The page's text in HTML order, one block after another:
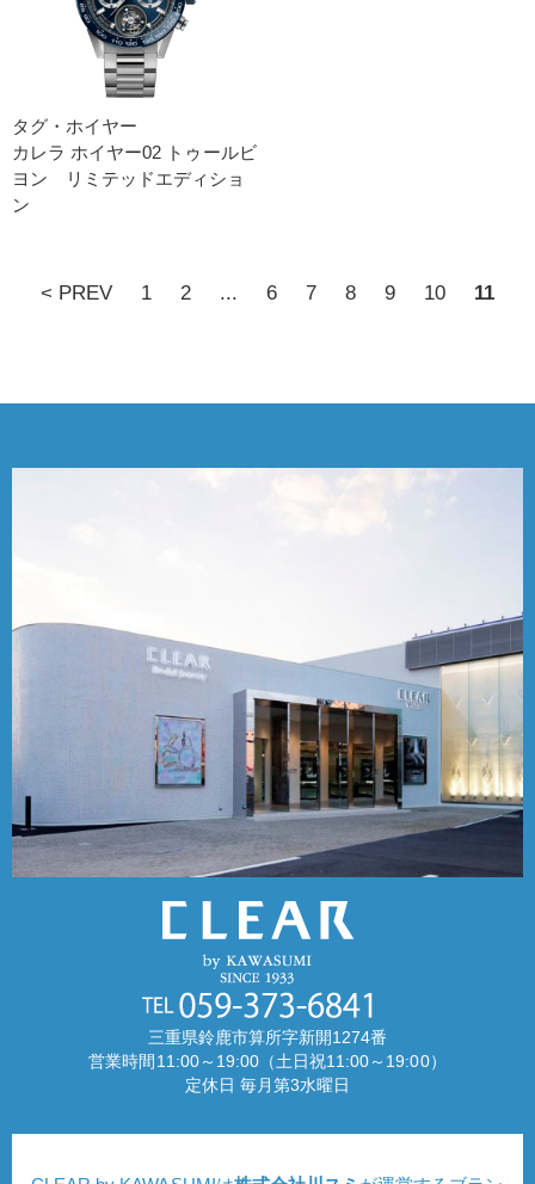
タグ・ホイヤー
カレラ ホイヤー02 トゥールビ
ヨン リミテッドエディショ
ン
< PREV 1 2 ... 6 7 8 9 10 11
三重県鈴鹿市算所字新開1274番
営業時間11:00～19:00（土日祝11:00～19:00）
定休日 毎月第3水曜日